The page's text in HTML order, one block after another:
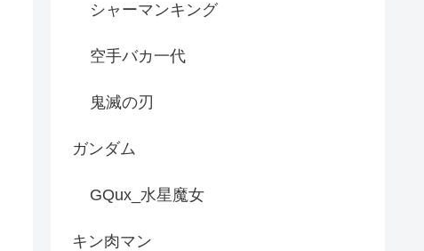
シャーマンキング
空手バカ一代
鬼滅の刃
ガンダム
GQux_水星魔女
キン肉マン